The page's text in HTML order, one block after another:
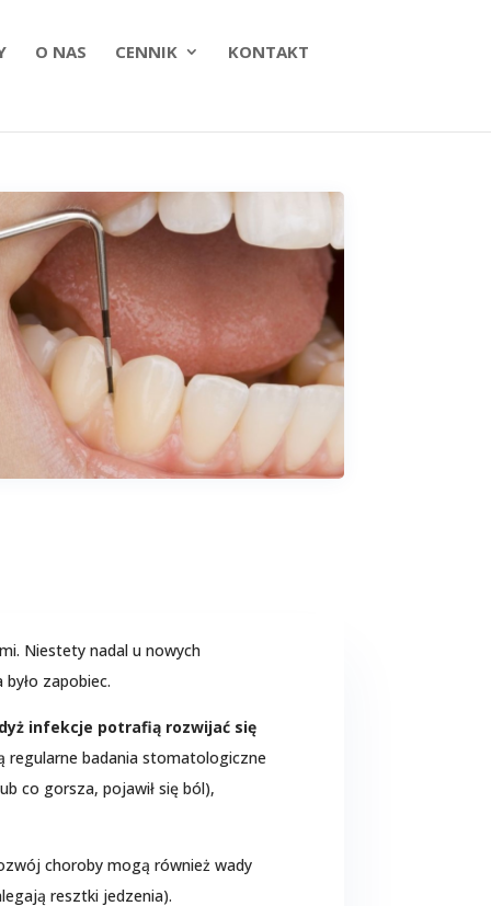
O NAS CENNIK KONTAKT
Niestety nadal u nowych
zapobiec.
infekcje potrafią rozwijać się
badania stomatologiczne
co gorsza, pojawił się ból),
choroby mogą również wady
resztki jedzenia).